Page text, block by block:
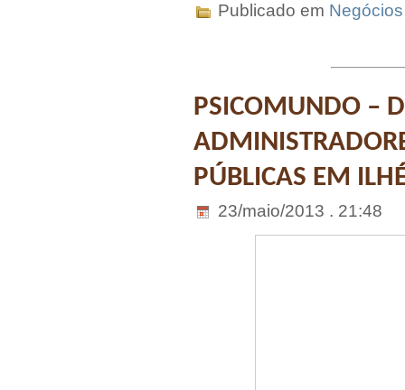
Publicado em Negócios
PSICOMUNDO –
PÚBLICAS EM
23/maio/2013 . 21:48